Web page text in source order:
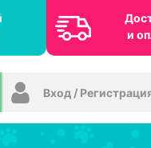
и
Вход /